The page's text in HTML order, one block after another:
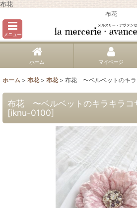
布花
布花
メニュー
ホーム マイページ
ホーム > 布花 > 布花 > 布花 〜ベルベットのキ
布花 〜ベルベットのキラキラ
[iknu-0100]